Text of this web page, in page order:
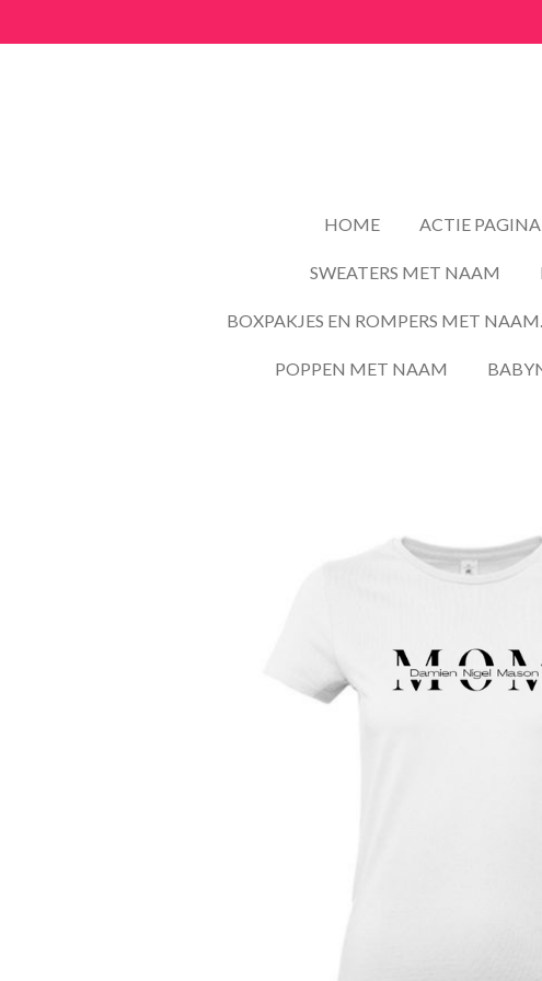
direct
HOME ACTIE PAGINA
SWEATERS MET NAAM
BOXPAKJES EN ROMPERS MET NAAM.
POPPEN MET NAAM